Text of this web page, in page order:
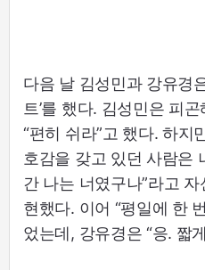
다음 날 김성민과 강유경
트’를 했다. 김성민은 피
“편히 쉬라”고 했다. 하지
호감을 갖고 있던 사람은
간 나는 너였구나”라고
현했다. 이어 “평일에 한
었는데, 강유경은 “응. 짧